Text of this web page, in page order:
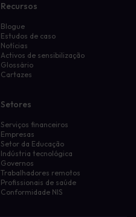
Recursos
Blogue
Estudos de caso
Notícias
Activos de sensibilização
Glossário
Cartazes
Setores
Serviços financeiros
Empresas
Setor da Educação
Indústria tecnológica
Governos
Trabalhadores remotos
Profissionais de saúde
Conformidade NIS